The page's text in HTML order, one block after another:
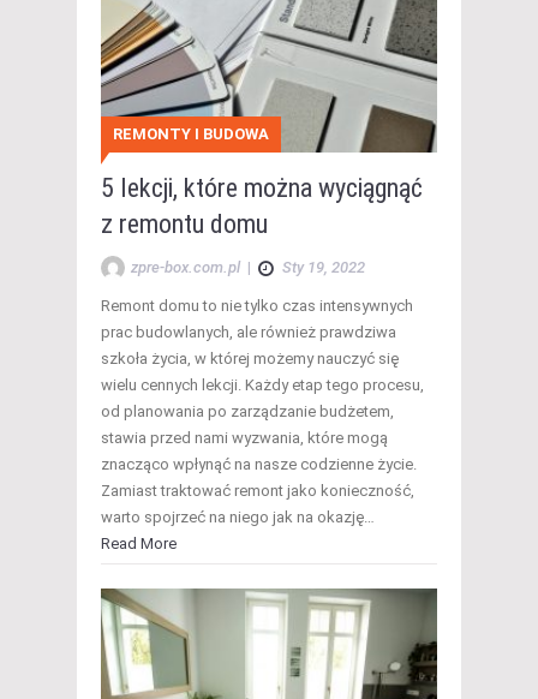
REMONTY I BUDOWA
5 lekcji, które można wyciągnąć
z remontu domu
zpre-box.com.pl | Sty 19, 2022
Remont domu to nie tylko czas intensywnych
prac budowlanych, ale również prawdziwa
szkoła życia, w której możemy nauczyć się
wielu cennych lekcji. Każdy etap tego procesu,
od planowania po zarządzanie budżetem,
stawia przed nami wyzwania, które mogą
znacząco wpłynąć na nasze codzienne życie.
Zamiast traktować remont jako konieczność,
warto spojrzeć na niego jak na okazję…
Read More